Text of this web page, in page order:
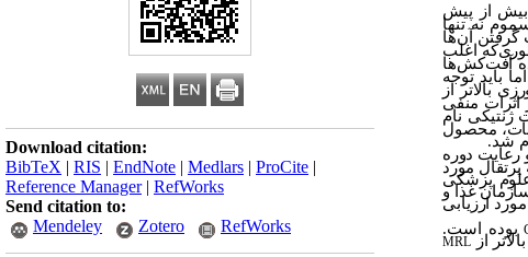
Download citation:
BibTeX | RIS | EndNote | Medlars | ProCite |
Reference Manager| RefWorks
Send citation to:
Mendeley
Zotero RefWorks
بیش از پیش
نه تنها
گرفتن آنها
که اغلب
آفتکشها
باید توجه
بالاتر از
اثرات منفی
ژنتیکی نام
محصول
شد.
رعایت دوره
پرتقال مورد
علوم پزشکی
غذا و
ارزیابی
بوده است.
ازMRL